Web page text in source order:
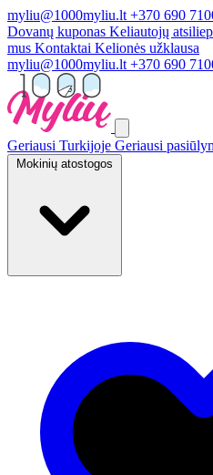
myliu@1000myliu.lt +370 690
Dovanų kuponas Keliautojų
mus Kontaktai Kelionės užklausa
myliu@1000myliu.lt +370 690
Geriausi Turkijoje Geriausi
Mokinių atostogos